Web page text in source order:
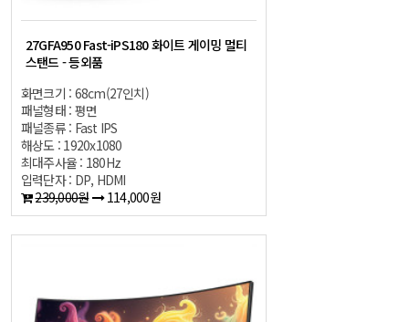
27GFA950 Fast-iPS180 화이트 게이밍 멀티
스탠드 - 등외품
화면크기 : 68cm(27인치)
패널형태 : 평면
패널종류 : Fast IPS
해상도 : 1920x1080
최대주사율 : 180Hz
입력단자 : DP, HDMI
239,000원
114,000원